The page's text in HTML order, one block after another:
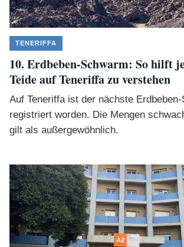
TENERIFFA
10. Erdbeben-Schwarm: So hilft
Teide auf Teneriffa zu verstehen
Auf Teneriffa ist der nächste Erdbeben-
registriert worden. Die Mengen
gilt als außergewöhnlich.